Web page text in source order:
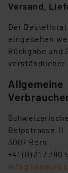
Versand,
Der
eingesehen
Rückgabe
verständlicher
Allgemeine
Belpstrasse 11
3007 Bern
+41 (0) 31 / 380